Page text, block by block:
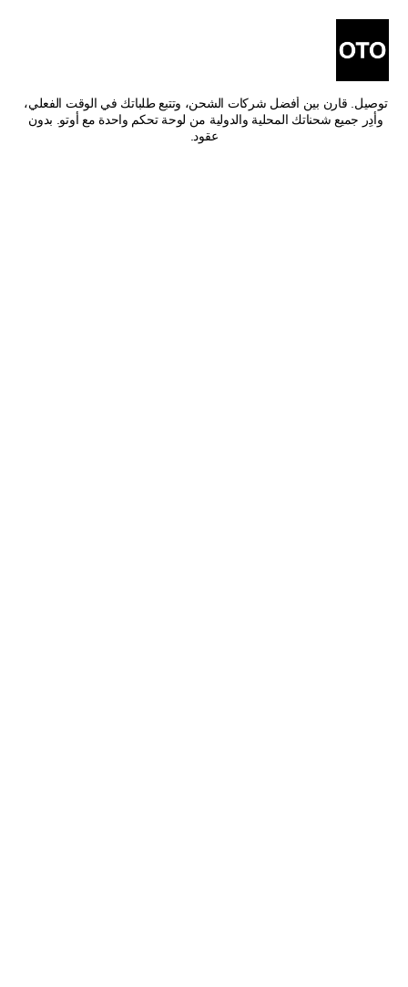
الباطن إلى خميس مشيط
عقود.